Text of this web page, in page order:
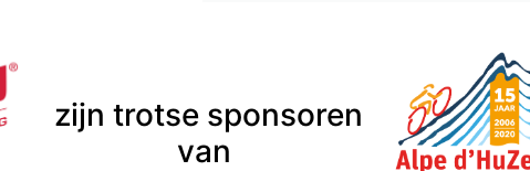
zijn trotse sponsoren
van